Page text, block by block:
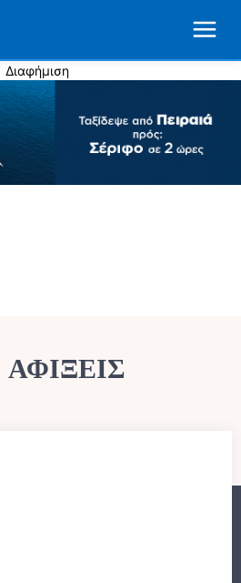
Διαφήμιση
ΑΦΙΞΕΙΣ